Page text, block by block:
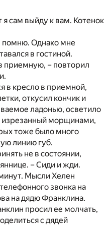
сам выйду к вам. Котенок
помню. Однако мне
в гостиной.
приемную, – повторил
в кресло в приемной,
откусил кончик и
ладонью, осветило
изрезанный морщинами,
тоже было много
линию губ.
не в состоянии,
– Сиди и жди.
Мысли Хелен
звонка на
на дядю Франклина.
просил ее молчать,
с дядей